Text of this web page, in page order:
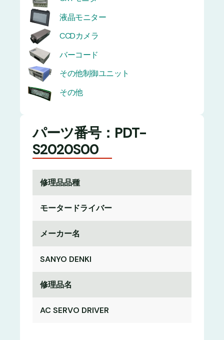
液晶モニター
CCDカメラ
バーコード
その他制御ユニット
その他
パーツ番号：PDT-
S2020S00
修理品品種
モータードライバー
メーカー名
SANYO DENKI
修理品名
AC SERVO DRIVER